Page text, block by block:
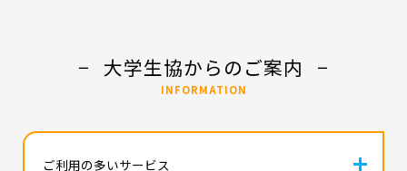
大学生協からのご案内
INFORMATION
ご利用の多いサービス